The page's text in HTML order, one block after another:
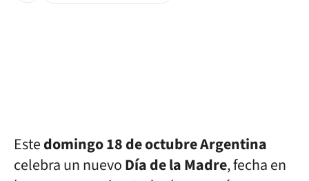
Estedomingo 18 de octubre Argentina
celebra un nuevoDía de la Madre, fecha en